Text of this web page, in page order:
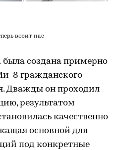
78 стран
возит нас
была создана примерно
8 гражданского
Дважды он проходил
результатом
качественно
основной для
под конкретные